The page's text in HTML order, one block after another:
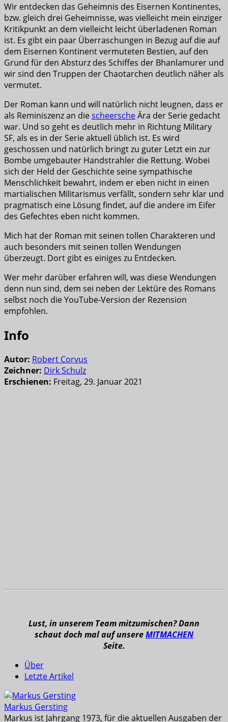
Wir entdecken das Geheimnis des Eisernen Kontinentes,
bzw. gleich drei Geheimnisse, was vielleicht mein einziger
Kritikpunkt an dem vielleicht leicht überladenen Roman
ist. Es gibt ein paar Überraschungen in Bezug auf die auf
dem Eisernen Kontinent vermuteten Bestien, auf den
Grund für den Absturz des Schiffes der Bhanlamurer und
wir sind den Truppen der Chaotarchen deutlich näher als
vermutet.
Der Roman kann und will natürlich nicht leugnen, dass er
als Reminiszenz an diescheerscheÄra der Serie gedacht
war. Und so geht es deutlich mehr in Richtung Military
SF, als es in der Serie aktuell üblich ist. Es wird
geschossen und natürlich bringt zu guter Letzt ein zur
Bombe umgebauter Handstrahler die Rettung. Wobei
sich der Held der Geschichte seine sympathische
Menschlichkeit bewahrt, indem er eben nicht in einen
martialischen Militarismus verfällt, sondern sehr klar und
pragmatisch eine Lösung findet, auf die andere im Eifer
des Gefechtes eben nicht kommen.
Mich hat der Roman mit seinen tollen Charakteren und
auch besonders mit seinen tollen Wendungen
überzeugt. Dort gibt es einiges zu Entdecken.
Wer mehr darüber erfahren will, was diese Wendungen
denn nun sind, dem sei neben der Lektüre des Romans
selbst noch die YouTube-Version der Rezension
empfohlen.
Info
Autor: Robert Corvus
Zeichner: Dirk Schulz
Erschienen: Freitag, 29. Januar 2021
Lust, in unserem Team mitzumischen? Dann
schaut doch mal auf unsereMITMACHEN
Seite.
Über
Letzte Artikel
Markus Gersting
Markus ist Jahrgang 1973, für die aktuellen Ausgaben der